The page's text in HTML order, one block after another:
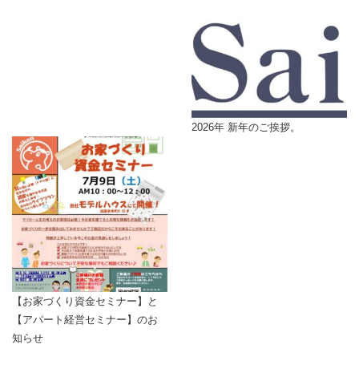
2026年 新年のご挨拶。
【お家づくり資金セミナー】と
【アパート経営セミナー】のお
知らせ